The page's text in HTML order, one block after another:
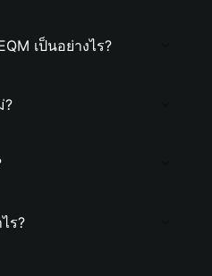
เป็นอย่างไร?
?
ร?